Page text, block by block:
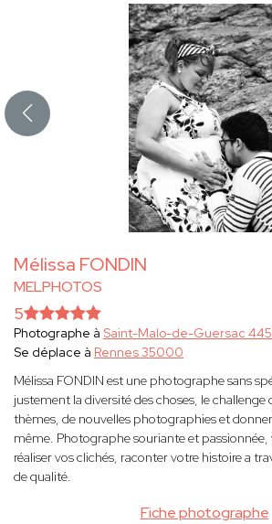
Mélissa FONDIN
MELPHOTOS
Fiche photographe
5
Photographe à Saint-Malo-de-Guersac
Se déplace à Rennes 35000
Mélissa FONDIN est une photographe sans
justement la diversité des choses, le challenge
thèmes, de nouvelles photographies et
même. Photographe souriante et
réaliser vos clichés, raconter votre histoire a
de qualité.